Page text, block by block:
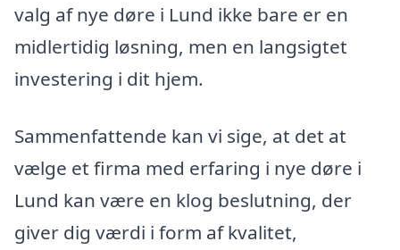
valg af nye døre i Lund ikke bare er en
midlertidig løsning, men en langsigtet
investering i dit hjem.
Sammenfattende kan vi sige, at det at
vælge et firma med erfaring i nye døre i
Lund kan være en klog beslutning, der
giver dig værdi i form af kvalitet,